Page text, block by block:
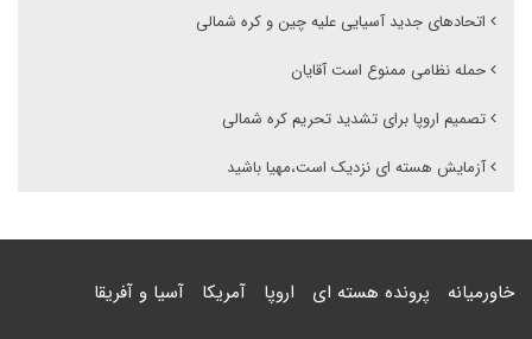
اتحادهای جدید آسیایی علیه چین و کره شمالی
حمله نظامی ممنوع است آقایان
تصمیم اروپا برای تشدید تحریم‌ کره شمالی
آزمایش هسته ای نزدیک است،مهیا باشید
خاورمیانه پرونده هسته ای اروپا آمریکا آسیا و آفریقا